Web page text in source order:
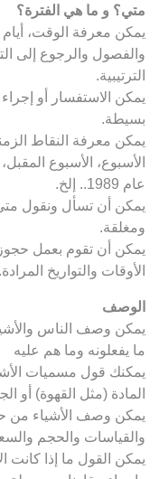
متي؟ و ما هي الفترة؟
يمكن معرفة الوقت، أيام
والفصول والرجوع إلى
الترتيبية.
يمكن الاستفسار أو
بسيطة.
يمكن معرفة النقاط
الأسبوع، الأسبوع
عام 1989.. إلخ.
يمكن أن تسأل ونقول
ومغلقة.
يمكن أن تقوم بعمل
الأوقات والتواريخ المرادة.
الوصف
يمكن وصف الناس
ما يفعلونه وما هم عليه
يمكنك قول مسميات
المادة (مثل القهوة) أو
يمكن وصف الأشياء من
والقياسات والحجم
يمكن القول ما إذا كانت